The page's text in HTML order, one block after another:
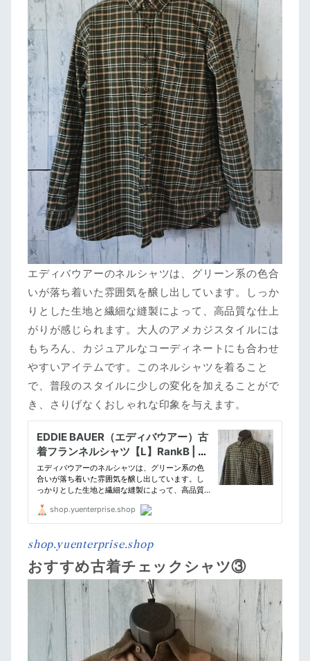
エディバウアーのネルシャツは、グリーン系の色合
いが落ち着いた雰囲気を醸し出しています。しっか
りとした生地と繊細な縫製によって、高品質な仕上
がりが感じられます。大人のアメカジスタイルには
もちろん、カジュアルなコーディネートにも合わせ
やすいアイテムです。このネルシャツを着ること
で、普段のスタイルに少しの変化を加えることがで
き、さりげなくおしゃれな印象を与えます。
shop.yuenterprise.shop
おすすめ古着チェックシャツ③